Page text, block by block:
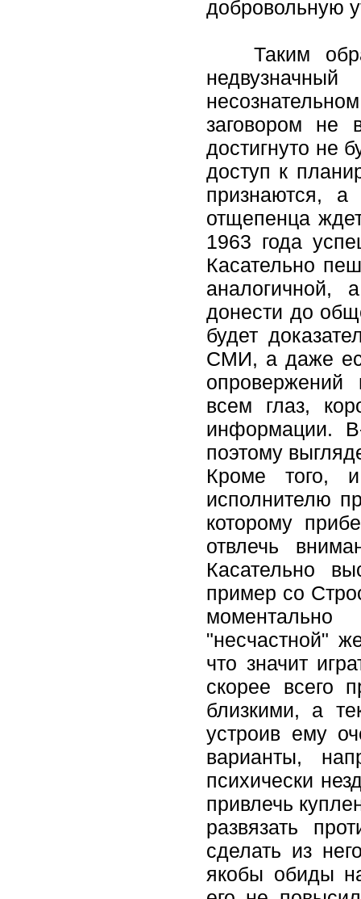
добровольную
Таким
заговором не
достигнуто не
доступ к
признаются, а
отщепенца
1963 года
Касательно
аналогичной,
донести до
будет
СМИ, а даже
всем глаз,
информации.
поэтому
Кроме того,
исполнителю
которому
отвлечь
Касательно
пример со
"несчастной"
что значит
скорее всего
близкими, а
устроив ему
варианты,
психически
привлечь
развязать
сделать из
якобы обиды